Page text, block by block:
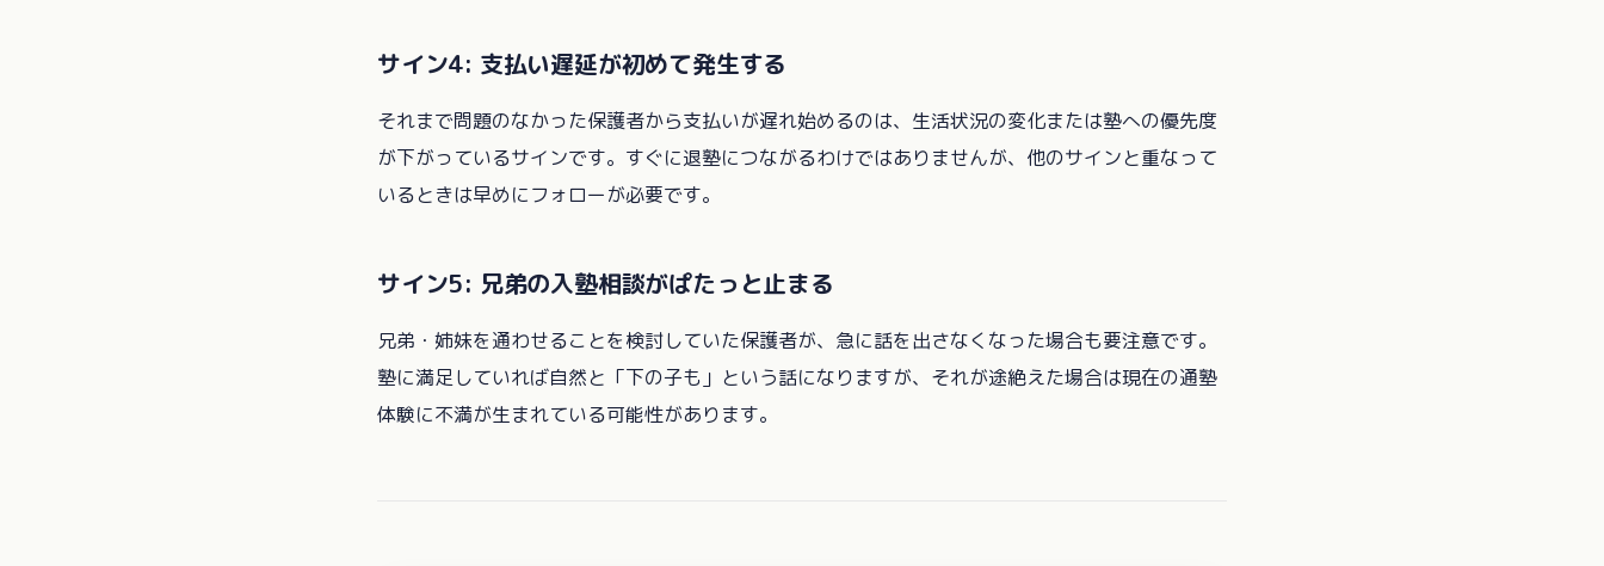
サイン4: 支払い遅延が初めて発生する
それまで問題のなかった保護者から支払いが遅れ始めるのは、生活状況の変化または塾への優先度
が下がっているサインです。すぐに退塾につながるわけではありませんが、他のサインと重なって
いるときは早めにフォローが必要です。
サイン5: 兄弟の入塾相談がぱたっと止まる
兄弟・姉妹を通わせることを検討していた保護者が、急に話を出さなくなった場合も要注意です。
塾に満足していれば自然と「下の子も」という話になりますが、それが途絶えた場合は現在の通塾
体験に不満が生まれている可能性があります。